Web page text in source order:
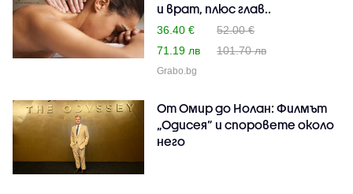
и врат, плюс глав..
36.40 €
52.00 €
71.19 лв
101.70 лв
Grabo.bg
От Омир до Нолан: Филмът
„Одисея” и споровете около
него